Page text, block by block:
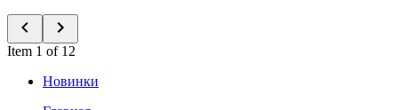
Item 1 of 12
Новинки